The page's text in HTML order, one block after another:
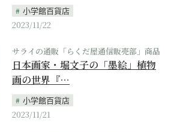
小学館百貨店
2023/11/22
サライの通販「らくだ屋通信販売部」商品
日本画家・堀文子の「墨絵」植物
画の世界『…
小学館百貨店
2023/11/21